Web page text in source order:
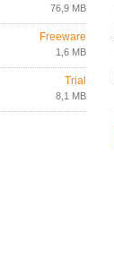
76,9 MB
Freeware
1,6 MB
Trial
8,1 MB